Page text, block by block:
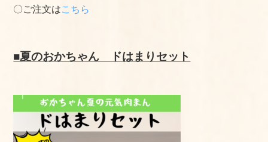
〇ご注文はこちら
■夏のおかちゃん ドはまりセット